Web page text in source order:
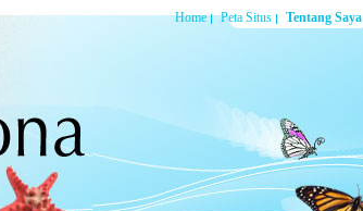
Home Peta Situs Tentang Saya